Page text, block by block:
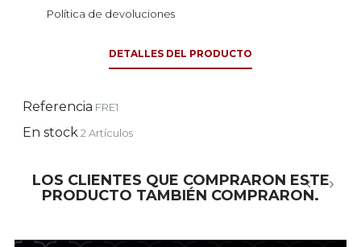
Política de devoluciones
DETALLES DEL PRODUCTO
Referencia FRE1
En stock2 Artículos
LOS CLIENTES QUE COMPRARON ESTE
PRODUCTO TAMBIÉN COMPRARON.